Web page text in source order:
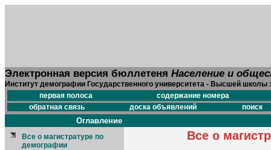
Электронная версия бюллетеня Население и
Институт демографии Государственного университета - Высшей школы
первая полоса
содержание номера
обратная связь
доска объявлений поиск
Оглавление
Все о магистратуре по
демографии
Все о